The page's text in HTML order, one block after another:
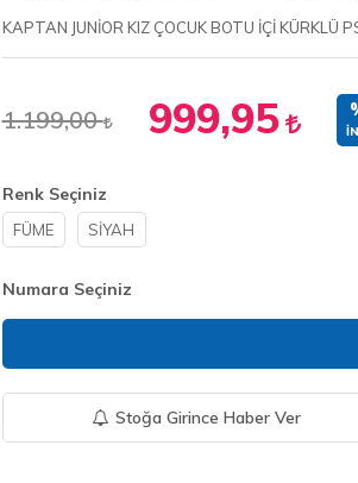
KAPTAN JUNİOR KIZ ÇOCUK BOTU İÇİ KÜRKLÜ
1.199,00 999,95
Renk Seçiniz
FÜME SİYAH
Numara Seçiniz
Stoğa Girince Haber Ver